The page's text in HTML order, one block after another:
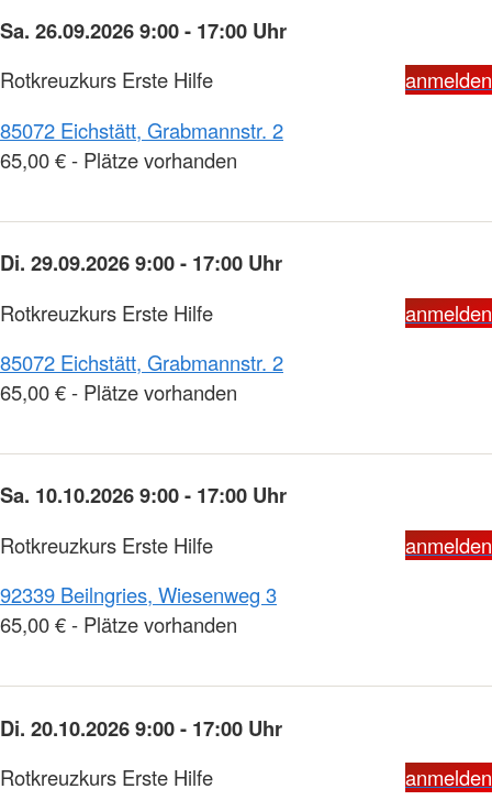
Sa. 26.09.2026 9:00 - 17:00 Uhr
Rotkreuzkurs Erste Hilfe
anmelden
85072 Eichstätt, Grabmannstr. 2
65,00 € - Plätze vorhanden
Di. 29.09.2026 9:00 - 17:00 Uhr
Rotkreuzkurs Erste Hilfe
anmelden
85072 Eichstätt, Grabmannstr. 2
65,00 € - Plätze vorhanden
Sa. 10.10.2026 9:00 - 17:00 Uhr
Rotkreuzkurs Erste Hilfe
anmelden
92339 Beilngries, Wiesenweg 3
65,00 € - Plätze vorhanden
Di. 20.10.2026 9:00 - 17:00 Uhr
Rotkreuzkurs Erste Hilfe
anmelden